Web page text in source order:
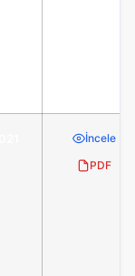
İncele
PDF